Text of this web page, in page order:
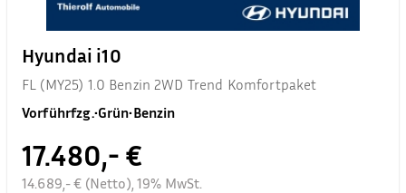
Hyundai i10
FL (MY25) 1.0 Benzin 2WD Trend Komfortpaket
Vorführfzg.•Grün•Benzin
17.480,- €
14.689,- € (Netto), 19% MwSt.